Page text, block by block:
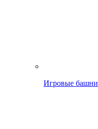
Игровые башни